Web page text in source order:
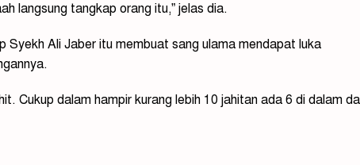
langsung tangkap orang itu,” jelas dia.
Syekh Ali Jaber itu membuat sang ulama mendapat luka
Cukup dalam hampir kurang lebih 10 jahitan ada 6 di dalam